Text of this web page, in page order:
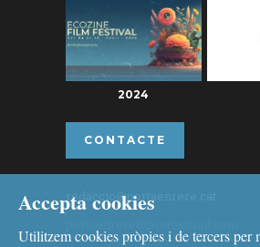
2024
CONTACTE
redaccio@portaenrere.cat
Accepta cookies
Utilitzem cookies pròpies i de tercers per